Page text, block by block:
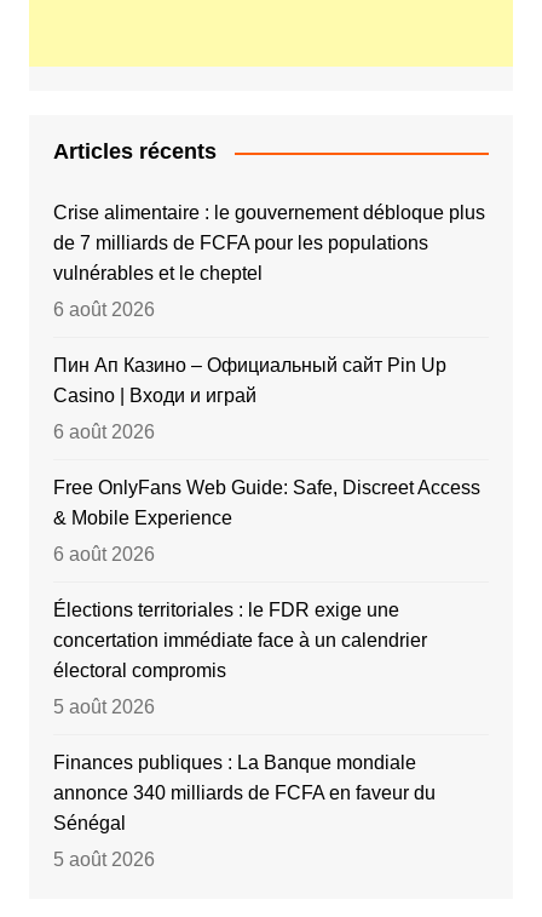
Articles récents
Crise alimentaire : le gouvernement débloque plus
de 7 milliards de FCFA pour les populations
vulnérables et le cheptel
6 août 2026
Пин Ап Казино – Официальный сайт Pin Up
Casino | Входи и играй
6 août 2026
Free OnlyFans Web Guide: Safe, Discreet Access
& Mobile Experience
6 août 2026
Élections territoriales : le FDR exige une
concertation immédiate face à un calendrier
électoral compromis
5 août 2026
Finances publiques : La Banque mondiale
annonce 340 milliards de FCFA en faveur du
Sénégal
5 août 2026